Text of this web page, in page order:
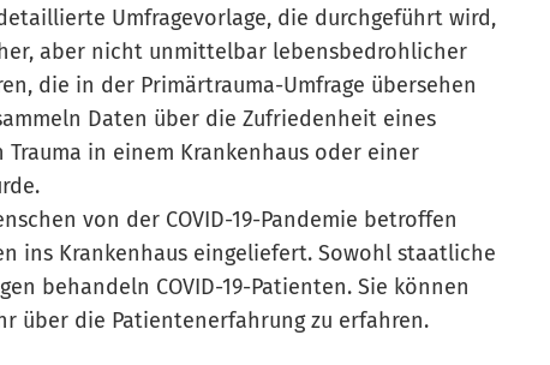
Umfragevorlage, die durchgeführt wird,
aber nicht unmittelbar lebensbedrohlicher
die in der Primärtrauma-Umfrage übersehen
Daten über die Zufriedenheit eines
in einem Krankenhaus oder einer
von der COVID-19-Pandemie betroffen
ins Krankenhaus eingeliefert. Sowohl staatliche
behandeln COVID-19-Patienten. Sie können
über die Patientenerfahrung zu erfahren.